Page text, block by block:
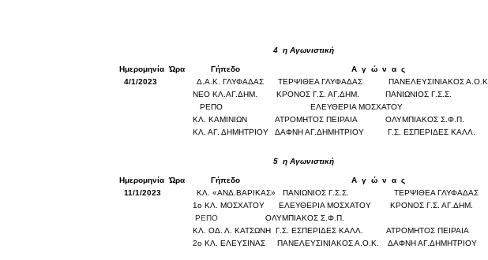
4 η Αγωνιστική
Ημερομηνία Ώρα Γήπεδο Α γ ώ ν α ς
4/1/2023
Δ.Α.Κ. ΓΛΥΦΑΔΑΣ ΤΕΡΨΙΘΕΑ ΓΛΥΦΑΔΑΣ ΠΑΝΕΛΕΥΣΙΝΙΑΚΟΣ Α.Ο.Κ.
ΝΕΟ ΚΛ.ΑΓ.ΔΗΜ.
ΚΡΟΝΟΣ Γ.Σ. ΑΓ.ΔΗΜ. ΠΑΝΙΩΝΙΟΣ Γ.Σ.Σ.
ΡΕΠΟ
ΕΛΕΥΘΕΡΙΑ ΜΟΣΧΑΤΟΥ
ΚΛ. ΚΑΜΙΝΙΩΝ
ΑΤΡΟΜΗΤΟΣ ΠΕΙΡΑΙΑ ΟΛΥΜΠΙΑΚΟΣ Σ.Φ.Π.
ΚΛ. ΑΓ. ΔΗΜΗΤΡΙΟΥ
ΔΑΦΝΗ ΑΓ.ΔΗΜΗΤΡΙΟΥ Γ.Σ. ΕΣΠΕΡΙΔΕΣ ΚΑΛΛ.
5 η Αγωνιστική
Ημερομηνία Ώρα Γήπεδο Α γ ώ ν α ς
11/1/2023
ΚΛ. «ΑΝΔ.ΒΑΡΙΚΑΣ» ΠΑΝΙΩΝΙΟΣ Γ.Σ.Σ. ΤΕΡΨΙΘΕΑ ΓΛΥΦΑΔΑΣ
1ο ΚΛ. ΜΟΣΧΑΤΟΥ
ΕΛΕΥΘΕΡΙΑ ΜΟΣΧΑΤΟΥ ΚΡΟΝΟΣ Γ.Σ. ΑΓ.ΔΗΜ.
ΡΕΠΟ ΟΛΥΜΠΙΑΚΟΣ Σ.Φ.Π.
ΚΛ. ΟΔ. Λ. ΚΑΤΣΩΝΗ Γ.Σ. ΕΣΠΕΡΙΔΕΣ ΚΑΛΛ. ΑΤΡΟΜΗΤΟΣ ΠΕΙΡΑΙΑ
2ο ΚΛ. ΕΛΕΥΣΙΝΑΣ
ΠΑΝΕΛΕΥΣΙΝΙΑΚΟΣ Α.Ο.Κ. ΔΑΦΝΗ ΑΓ.ΔΗΜΗΤΡΙΟΥ